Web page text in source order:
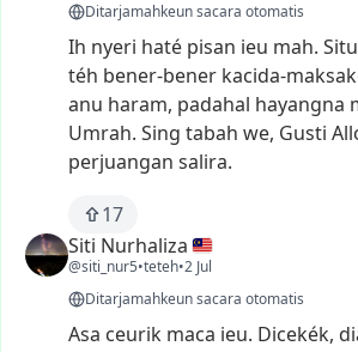
Ditarjamahkeun sacara otomatis
Ih nyeri haté pisan ieu mah.
téh bener-bener kacida-
anu haram, padahal hayangna
Umrah. Sing tabah we, Gusti
perjuangan salira.
17
Siti Nurhaliza
@siti_nur5•teteh•2 Jul
Ditarjamahkeun sacara otomatis
Asa ceurik maca ieu. Dicekék,